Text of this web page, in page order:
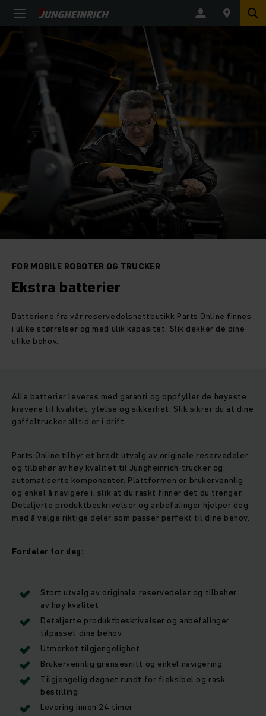
FOR MOBILE ROBOTER OG TRUCKER
Ekstra batterier
Batteriene fra vår reservedelsnettbutikk Parts Online finnes
i ulike størrelser og med ulik kapasitet. Slik dekker de dine
ulike behov.
Alle batterier leveres med garanti og oppfyller de høyeste
kravene til kvalitet, ytelse og sikkerhet. Slik sikrer du at dine
gaffeltrucker alltid er i drift.
Parts Online tilbyr et bredt utvalg av originale reservedeler
og tilbehør av høy kvalitet til Jungheinrich-trucker og
automatiserte komponenter. Plattformen er brukervennlig
og enkel å navigere i, slik at du raskt finner det du trenger.
Detaljerte produktbeskrivelser og anbefalinger hjelper deg
med å velge riktige deler som passer perfekt til dine behov.
Fordeler for deg:
Stort utvalg av originale reservedeler og tilbehør
av høy kvalitet
Detaljerte produktbeskrivelser og anbefalinger
tilpasset dine behov
Utmerket tilgjengelighet
Brukervennlig grensesnitt og enkel navigering
Tilgjengelig døgnet rundt for fleksibel og rask
bestilling
Levering innen 24 timer